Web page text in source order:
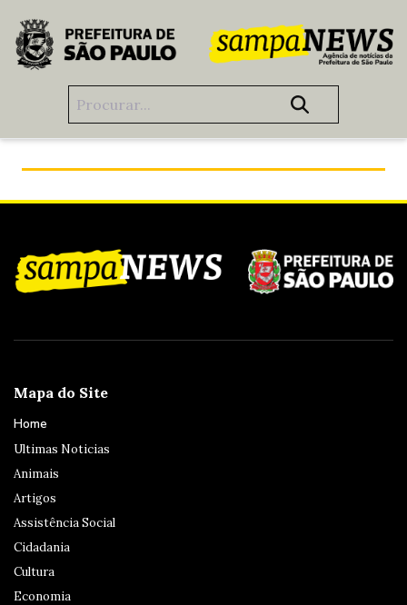
Pular para o Conteúdo principal
Mapa do Site
Home
Ultimas Noticias
Animais
Artigos
Assistência Social
Cidadania
Cultura
Economia